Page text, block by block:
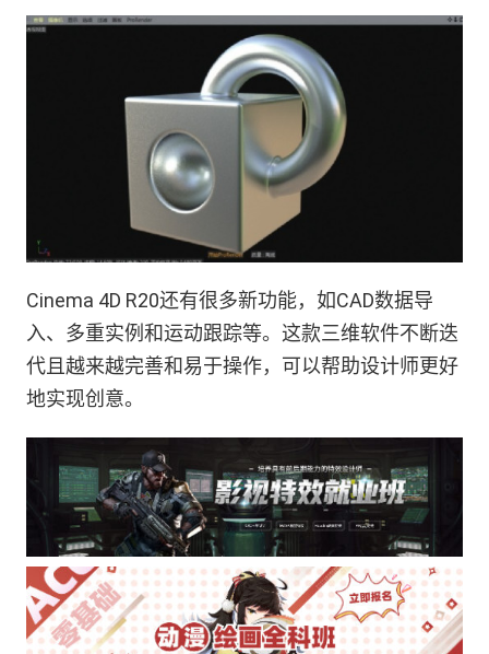
Cinema 4D R20还有很多新功能，如CAD数据导
入、多重实例和运动跟踪等。这款三维软件不断迭
代且越来越完善和易于操作，可以帮助设计师更好
地实现创意。